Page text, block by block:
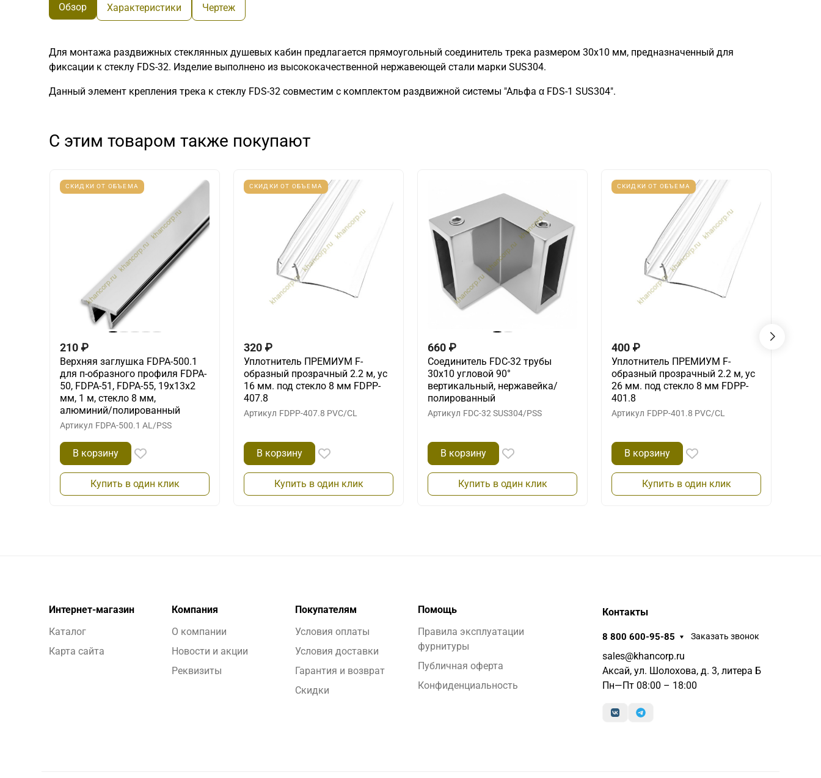
Обзор Характеристики Чертеж
Для монтажа раздвижных стеклянных душевых кабин предлагается прямоугольный соединитель трека размером 30x10 мм, предназначенный для
фиксации к стеклу FDS-32. Изделие выполнено из высококачественной нержавеющей стали марки SUS304.
Данный элемент крепления трека к стеклу FDS-32 совместим с комплектом раздвижной системы "Альфа α FDS-1 SUS304".
С этим товаром также покупают
СКИДКИ ОТ ОБЪЕМА
210 ₽
Верхняя заглушка FDPA-500.1
для п-образного профиля FDPA-
50, FDPA-51, FDPA-55, 19х13х2
мм, 1 м, стекло 8 мм,
алюминий/полированный
Артикул FDPA-500.1 AL/PSS
В корзину
Купить в один клик
СКИДКИ ОТ ОБЪЕМА
320 ₽
Уплотнитель ПРЕМИУМ F-
образный прозрачный 2.2 м, ус
16 мм. под стекло 8 мм FDPP-
407.8
Артикул FDPP-407.8 PVC/CL
В корзину
Купить в один клик
660 ₽
Соединитель FDC-32 трубы
30х10 угловой 90°
вертикальный, нержавейка/
полированный
Артикул FDC-32 SUS304/PSS
В корзину
Купить в один клик
СКИДКИ ОТ ОБЪЕМА
400 ₽
Уплотнитель ПРЕМИУМ F-
образный прозрачный 2.2 м, ус
26 мм. под стекло 8 мм FDPP-
401.8
Артикул FDPP-401.8 PVC/CL
В корзину
Купить в один клик
Интернет-магазин
Каталог
Карта сайта
Компания
О компании
Новости и акции
Реквизиты
Покупателям
Условия оплаты
Условия доставки
Гарантия и возврат
Скидки
Помощь
Правила эксплуатации
фурнитуры
Публичная оферта
Конфиденциальность
Контакты
8 800 600-95-85 Заказать звонок
sales@khancorp.ru
Аксай, ул. Шолохова, д. 3, литера Б
Пн—Пт 08:00 – 18:00